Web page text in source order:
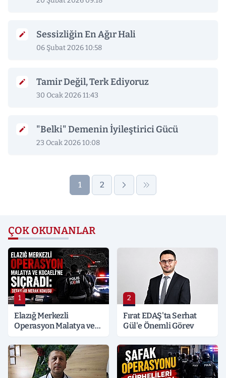
Sessizliğin En Ağır Hali
06 Şubat 2026 10:58
Tamir Değil, Terk Ediyoruz
30 Ocak 2026 11:43
"Belki" Demenin İyileştirici Gücü
23 Ocak 2026 10:08
1 2
ÇOK OKUNANLAR
1
Elazığ Merkezli
Operasyon Malatya ve
Detaylar Merak Konusu
2
Fırat EDAŞ'ta Serhat
Gül'e Önemli Görev